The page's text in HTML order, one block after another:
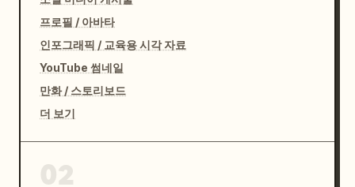
프로필 / 아바타
인포그래픽 / 교육용 시각 자료
YouTube 썸네일
만화 / 스토리보드
더 보기